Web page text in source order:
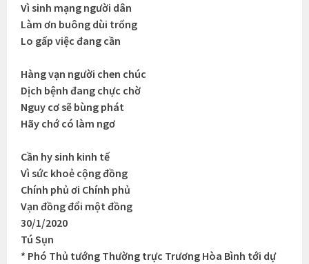
Vì sinh mạng người dân
Làm ơn buông dùi trống
Lo gấp việc đang cần
Hàng vạn người chen chúc
Dịch bệnh đang chực chờ
Nguy cơ sẽ bùng phát
Hãy chớ có làm ngơ
Cần hy sinh kinh tế
Vì sức khoẻ cộng đồng
Chính phủ ơi Chính phủ
Vạn đồng đổi một đồng
30/1/2020
Tú Sụn
* Phó Thủ tướng Thường trực Trương Hòa Bình tới dự